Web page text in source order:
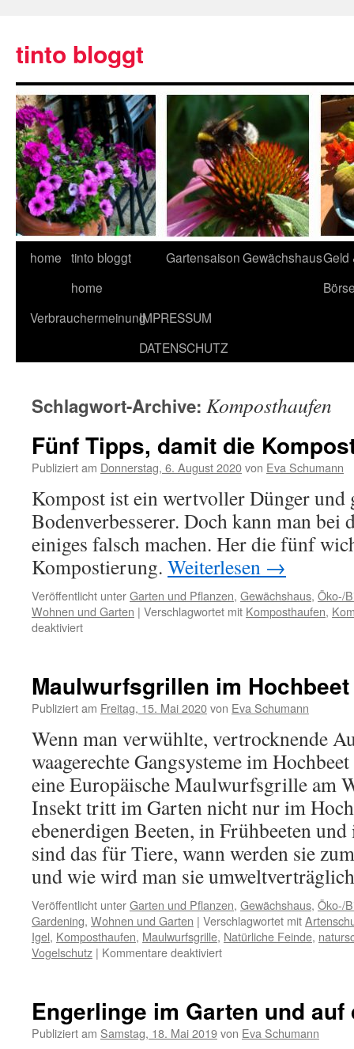
tinto bloggt
home tinto bloggt
home
GartensaisonGewächshausGeld
VerbrauchermeinungIMPRESSUM
DATENSCHUTZ
Schlagwort-Archive: Komposthaufen
Fünf Tipps, damit die
Publiziert am Donnerstag, 6. August 2020von Eva Schumann
Kompost ist ein wertvoller Dünger und
Bodenverbesserer. Doch kann man bei
einiges falsch machen. Her die fünf
Kompostierung. Weiterlesen →
Veröffentlicht unterGarten und Pflanzen, Gewächshaus, Öko-/
Wohnen und Garten | Verschlagwortet mit Komposthaufen,
deaktiviert
Maulwurfsgrillen im Hochbeet
Publiziert am Freitag, 15. Mai 2020von Eva Schumann
Wenn man verwühlte, vertrocknende
waagerechte Gangsysteme im
eine Europäische Maulwurfsgrille am
Insekt tritt im Garten nicht nur im
ebenerdigen Beeten, in Frühbeeten
sind das für Tiere, wann werden sie
und wie wird man sie
Veröffentlicht unterGarten und Pflanzen, Gewächshaus, Öko-/
Gardening, Wohnen und Garten | Verschlagwortet mit
Igel, Komposthaufen, Maulwurfsgrille, Natürliche Feinde,
Vogelschutz | Kommentare deaktiviert
Engerlinge im Garten und auf
Publiziert am Samstag, 18. Mai 2019von Eva Schumann